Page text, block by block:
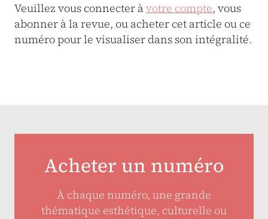
Veuillez vous connecter àvotre compte, vous
abonner à la revue, ou acheter cet article ou ce
numéro pour le visualiser dans son intégralité.
Acheter un numéro
À chaque numéro, une grande
thématique esthétique, culturelle ou